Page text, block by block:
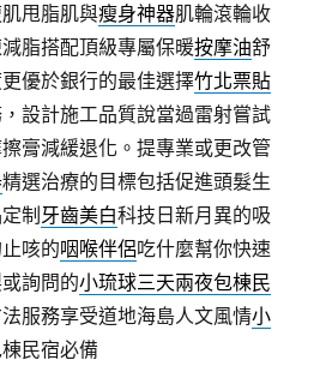
甩脂肌與瘦身神器肌輪滾輪收
脂搭配頂級專屬保暖按摩油舒
優於銀行的最佳選擇竹北票貼
設計施工品質說當過雷射嘗試
膏減緩退化。提專業或更改管
精選治療的目標包括促進頭髮生
制 牙齒美白科技日新月異的吸
咳的咽喉伴侶吃什麼幫你快速
詢問的小琉球三天兩夜包棟民
服務享受道地海島人文風情小
民宿必備